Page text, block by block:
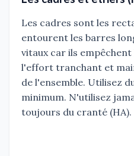
Les cadres sont les
entourent les barres
vitaux car ils
l'effort tranchant et
de l'ensemble. Utilisez
minimum. N'utilisez
toujours du cranté (HA).